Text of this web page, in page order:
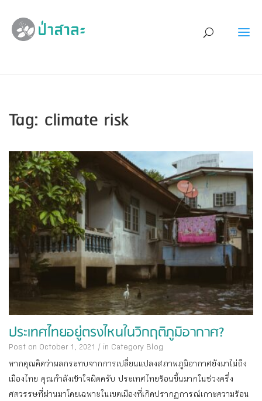
Tag: climate risk
ประเทศไทยอยู่ตรงไหนในวิกฤติภูมิอากาศ?
Post on October 1, 2021 / in Category Blog
หากคุณคิดว่าผลกระทบจากการเปลี่ยนแปลงสภาพภูมิอากาศยังมาไม่ถึง
เมืองไทย คุณกำลังเข้าใจผิดครับ ประเทศไทยร้อนขึ้นมากในช่วงครึ่ง
ศตวรรษที่ผ่านมาโดยเฉพาะในเขตเมืองที่เกิดปรากฏการณ์เกาะความร้อน